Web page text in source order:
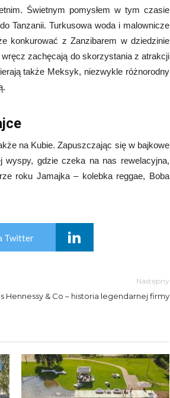
Świetnym pomysłem w tym czasie
Tanzanii. Turkusowa woda i malownicze
konkurować z Zanzibarem w dziedzinie
zachęcają do skorzystania z atrakcji
także Meksyk, niezwykle różnorodny
na Kubie. Zapuszczając się w bajkowe
wyspy, gdzie czeka na nas rewelacyjna,
roku Jamajka – kolebka reggae, Boba
Twitter
Następny
Hennessy & Co – historia legendarnej firmy